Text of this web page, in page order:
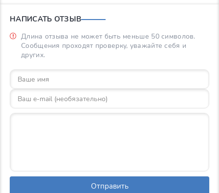
НАПИСАТЬ ОТЗЫВ
Длина отзыва не может быть меньше 50 символов.
Сообщения проходят проверку, уважайте себя и
других.
Отправить